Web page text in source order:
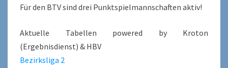
Für den BTV sind drei Punktspielmannschaften aktiv!
Aktuelle Tabellen powered by Kroton
(Ergebnisdienst) & HBV
Bezirksliga 2